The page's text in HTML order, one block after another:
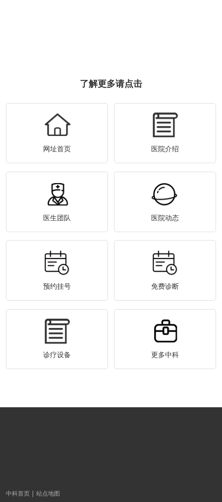
了解更多请点击
网址首页 医院介绍
医生团队 医院动态
预约挂号 免费诊断
诊疗设备 更多中科
中科首页 站点地图